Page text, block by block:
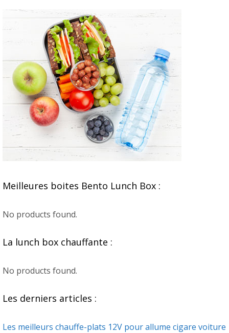
Meilleures boites Bento Lunch Box :
No products found.
La lunch box chauffante :
No products found.
Les derniers articles :
Les meilleurs chauffe-plats 12V pour allume cigare voiture